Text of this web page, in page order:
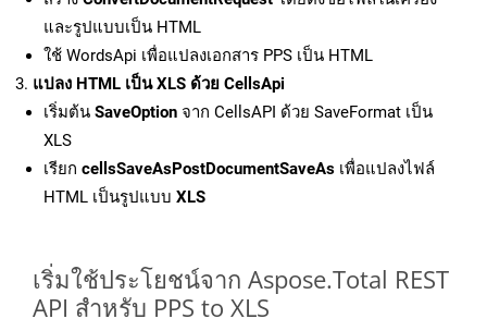
และรูปแบบเป็น HTML
ใช้ WordsApi เพื่อแปลงเอกสาร PPS เป็น HTML
แปลง HTML เป็น XLS ด้วย CellsApi
เริ่มต้น SaveOption จาก CellsAPI ด้วย SaveFormat เป็น
XLS
เรียก cellsSaveAsPostDocumentSaveAs เพื่อแปลงไฟล์
HTML เป็นรูปแบบ XLS
เริ่มใช้ประโยชน์จาก Aspose.Total REST
API สำหรับ PPS to XLS